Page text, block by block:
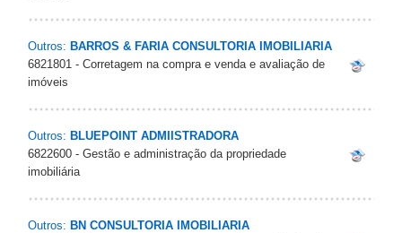
Outros: BARROS & FARIA CONSULTORIA IMOBILIARIA
6821801 - Corretagem na compra e venda e avaliação de
imóveis
Outros: BLUEPOINT ADMIISTRADORA
6822600 - Gestão e administração da propriedade
imobiliária
Outros: BN CONSULTORIA IMOBILIARIA